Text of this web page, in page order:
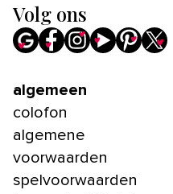
Volg ons
algemeen
colofon
algemene
voorwaarden
spelvoorwaarden